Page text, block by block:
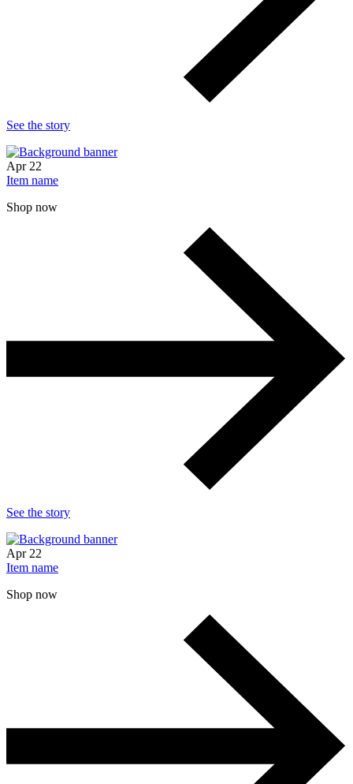
See the story
Apr 22
Item name
Shop now
See the story
Apr 22
Item name
Shop now